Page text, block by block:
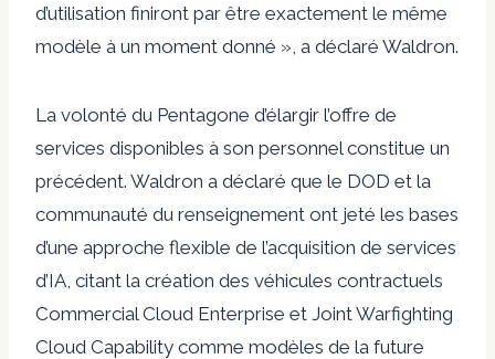
d’utilisation finiront par être exactement le même
modèle à un moment donné », a déclaré Waldron.
La volonté du Pentagone d’élargir l’offre de
services disponibles à son personnel constitue un
précédent. Waldron a déclaré que le DOD et la
communauté du renseignement ont jeté les bases
d’une approche flexible de l’acquisition de services
d’IA, citant la création des véhicules contractuels
Commercial Cloud Enterprise et Joint Warfighting
Cloud Capability comme modèles de la future